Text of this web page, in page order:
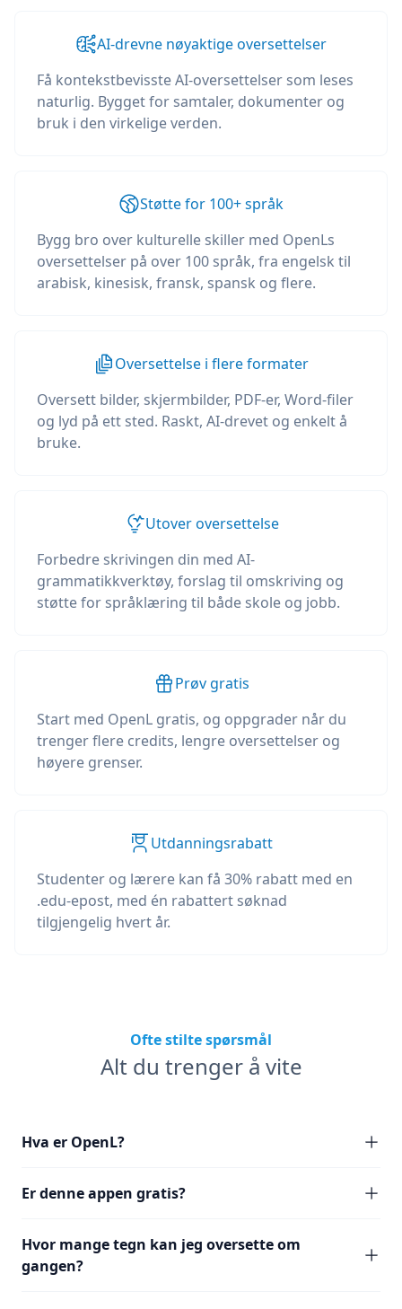
AI-drevne nøyaktige oversettelser
Få kontekstbevisste AI-oversettelser som leses
naturlig. Bygget for samtaler, dokumenter og
bruk i den virkelige verden.
Støtte for 100+ språk
Bygg bro over kulturelle skiller med OpenLs
oversettelser på over 100 språk, fra engelsk til
arabisk, kinesisk, fransk, spansk og flere.
Oversettelse i flere formater
Oversett bilder, skjermbilder, PDF-er, Word-filer
og lyd på ett sted. Raskt, AI-drevet og enkelt å
bruke.
Utover oversettelse
Forbedre skrivingen din med AI-
grammatikkverktøy, forslag til omskriving og
støtte for språklæring til både skole og jobb.
Prøv gratis
Start med OpenL gratis, og oppgrader når du
trenger flere credits, lengre oversettelser og
høyere grenser.
Utdanningsrabatt
Studenter og lærere kan få 30% rabatt med en
.edu-epost, med én rabattert søknad
tilgjengelig hvert år.
Ofte stilte spørsmål
Alt du trenger å vite
Hva er OpenL?
Er denne appen gratis?
Hvor mange tegn kan jeg oversette om
gangen?